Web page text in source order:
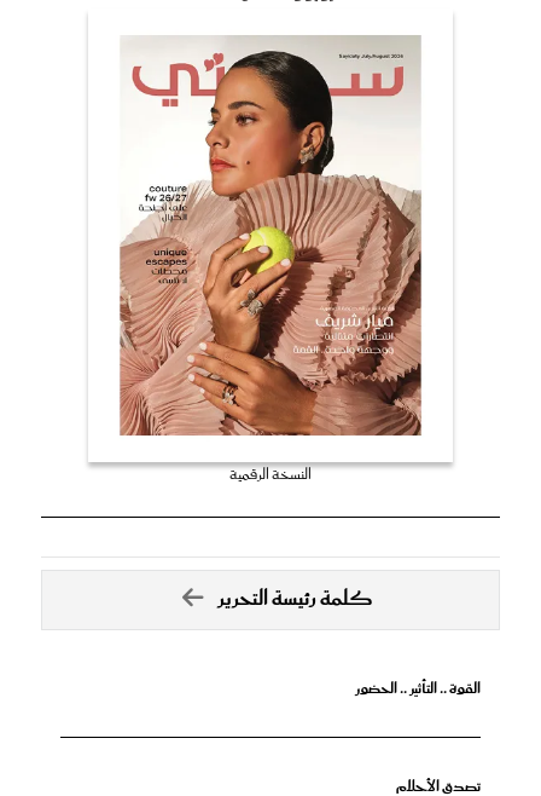
النسخة الرقمية
كلمة رئيسة التحرير
القوة .. التأثير .. الحضور
تصدق الأحلام